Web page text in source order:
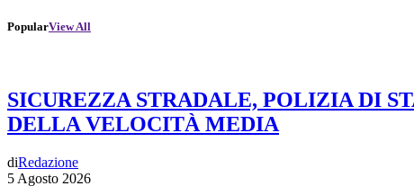
PopularView All
SICUREZZA STRADALE, POLIZIA DI
DELLA VELOCITÀ MEDIA
diRedazione
5 Agosto 2026